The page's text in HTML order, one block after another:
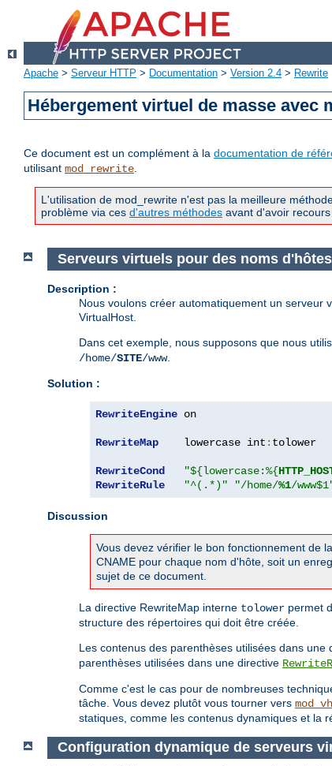
Apache > Serveur HTTP > Documentation > Version 2.4 > Rewrite
Hébergement virtuel de masse avec
Ce document est un complément à la documentation de
utilisant mod_rewrite.
L'utilisation de mod_rewrite n'est pas la meilleure
problème via ces d'autres méthodes avant d'avoir
Serveurs virtuels pour des noms
Description :
Nous voulons créer automatiquement un serveur
VirtualHost.
Dans cet exemple, nous supposons que nous
/home/SITE/www.
Solution :
RewriteEngine on
RewriteMap
    lowercase int
: tolower
RewriteCond "${lowercase:%{
RewriteRule
"^(.*)" "/home/%1/
Discussion
Vous devez vérifier le bon fonctionnement de
CNAME pour chaque nom d'hôte, soit un
sujet de ce document.
La directive RewriteMap interne tolower permet
structure des répertoires qui doit être créée.
Les contenus des parenthèses utilisées dans une
parenthèses utilisées dans une directive
Comme c'est le cas pour de nombreuses
tâche. Vous devez plutôt vous tourner vers
statiques, comme les contenus dynamiques et la
Configuration dynamique de serveurs